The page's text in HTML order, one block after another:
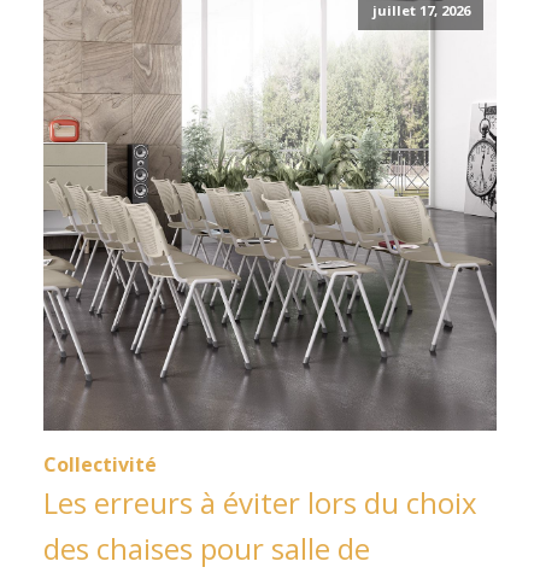
juillet 17, 2026
Collectivité
Les erreurs à éviter lors du choix
des chaises pour salle de